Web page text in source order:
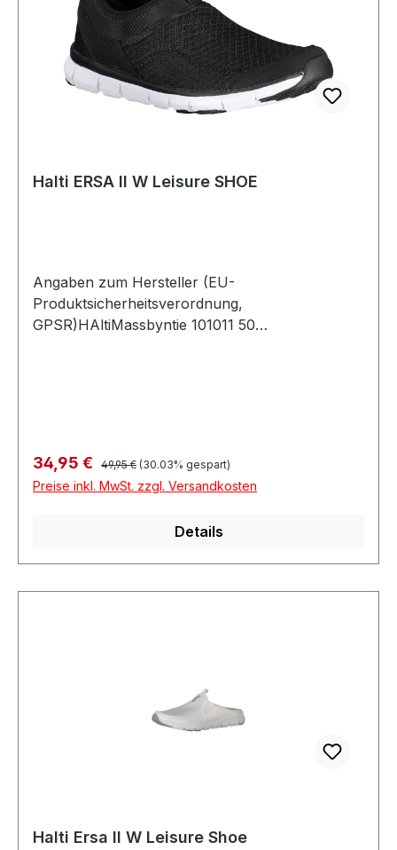
Halti ERSA II W Leisure SHOE
Angaben zum Hersteller (EU-
Produktsicherheitsverordnung,
GPSR)HAltiMassbyntie 101011 50
Verkaufspreis:
34,95 € Regulärer Preis:
49,95 € (30.03% gespart)
Preise inkl. MwSt. zzgl. Versandkosten
Details
Halti Ersa II W Leisure Shoe